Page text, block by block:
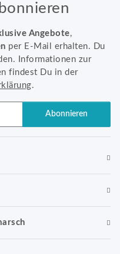
Angebote,
per E-Mail erhalten. Du
Informationen zur
findest Du in der
.
Abonnieren